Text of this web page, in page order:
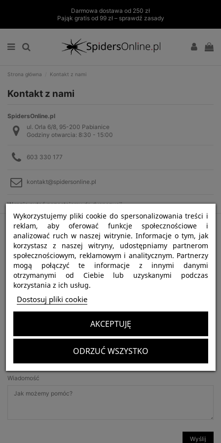
Darmowa dostawa od 250 zł
Pająk gratis od 99 zł – sprawdź zasady
Strona główna Kontakt z nami
Kontakt z nami
SpidersOnline.pl
ul. Orla 6/8, 95-200 Pabianice
Godziny otwarcia: 8:30 - 15:00
603 330 177
kontakt@spidersonline.pl
W razie pytań pozostajemy do dyspozycji.
Kontakt z nami
Adres e-mail
Wiadomość
Wykorzystujemy pliki cookie do spersonalizowania treści i
reklam, aby oferować funkcje społecznościowe i
analizować ruch w naszej witrynie. Informacje o tym, jak
korzystasz z naszej witryny, udostępniamy partnerom
społecznościowym, reklamowym i analitycznym. Partnerzy
mogą połączyć te informacje z innymi danymi
otrzymanymi od Ciebie lub uzyskanymi podczas
korzystania z ich usług.
Dostosuj pliki cookie
ODRZUĆ WSZYSTKO
AKCEPTUJĘ